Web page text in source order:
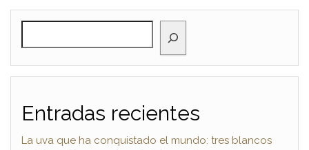
Entradas recientes
La uva que ha conquistado el mundo: tres blancos